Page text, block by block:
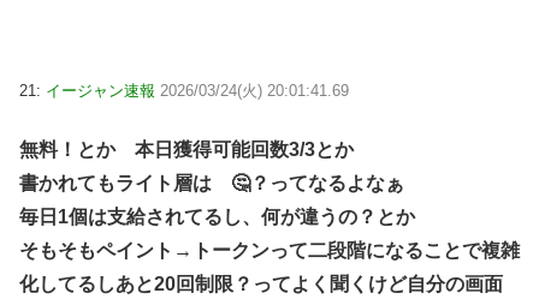
21: イージャン速報 2026/03/24(火) 20:01:41.69
無料！とか 本日獲得可能回数3/3とか
書かれてもライト層は 🤔？ってなるよなぁ
毎日1個は支給されてるし、何が違うの？とか
そもそもペイント→トークンって二段階になることで複雑
化してるしあと20回制限？ってよく聞くけど自分の画面